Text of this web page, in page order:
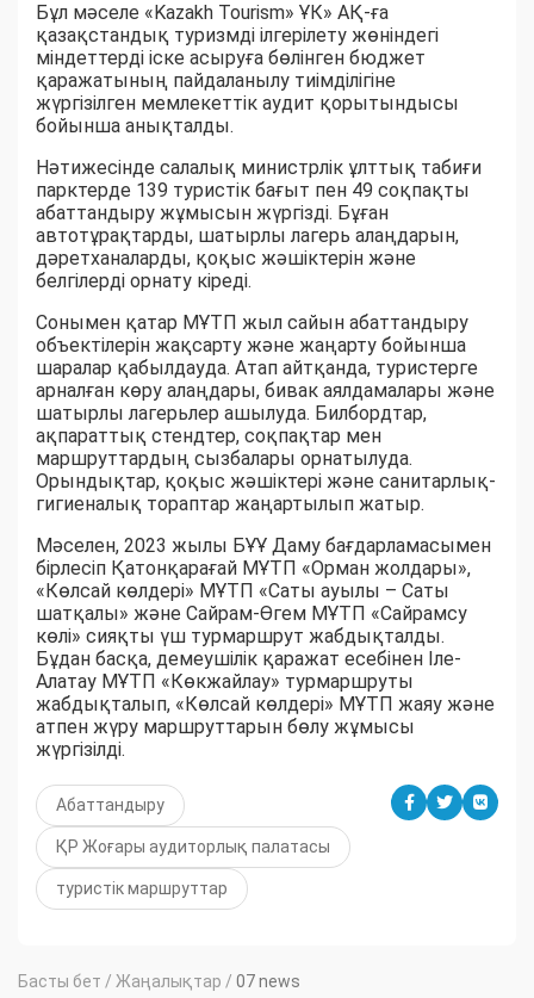
Бұл мәселе «Kazakh Tourism» ҰК» АҚ-ға
қазақстандық туризмді ілгерілету жөніндегі
міндеттерді іске асыруға бөлінген бюджет
қаражатының пайдаланылу тиімділігіне
жүргізілген мемлекеттік аудит қорытындысы
бойынша анықталды.
Нәтижесінде салалық министрлік ұлттық табиғи
парктерде 139 туристік бағыт пен 49 соқпақты
абаттандыру жұмысын жүргізді. Бұған
автотұрақтарды, шатырлы лагерь алаңдарын,
дәретханаларды, қоқыс жәшіктерін және
белгілерді орнату кіреді.
Сонымен қатар МҰТП жыл сайын абаттандыру
объектілерін жақсарту және жаңарту бойынша
шаралар қабылдауда. Атап айтқанда, туристерге
арналған көру алаңдары, бивак аялдамалары және
шатырлы лагерьлер ашылуда. Билбордтар,
ақпараттық стендтер, соқпақтар мен
маршруттардың сызбалары орнатылуда.
Орындықтар, қоқыс жәшіктері және санитарлық-
гигиеналық тораптар жаңартылып жатыр.
Мәселен, 2023 жылы БҰҰ Даму бағдарламасымен
бірлесіп Қатонқарағай МҰТП «Орман жолдары»,
«Көлсай көлдері» МҰТП «Саты ауылы – Саты
шатқалы» және Сайрам-Өгем МҰТП «Сайрамсу
көлі» сияқты үш турмаршрут жабдықталды.
Бұдан басқа, демеушілік қаражат есебінен Іле-
Алатау МҰТП «Көкжайлау» турмаршруты
жабдықталып, «Көлсай көлдері» МҰТП жаяу және
атпен жүру маршруттарын бөлу жұмысы
жүргізілді.
Абаттандыру
ҚР Жоғары аудиторлық палатасы
туристік маршруттар
Басты бет / Жаңалықтар / 07 news